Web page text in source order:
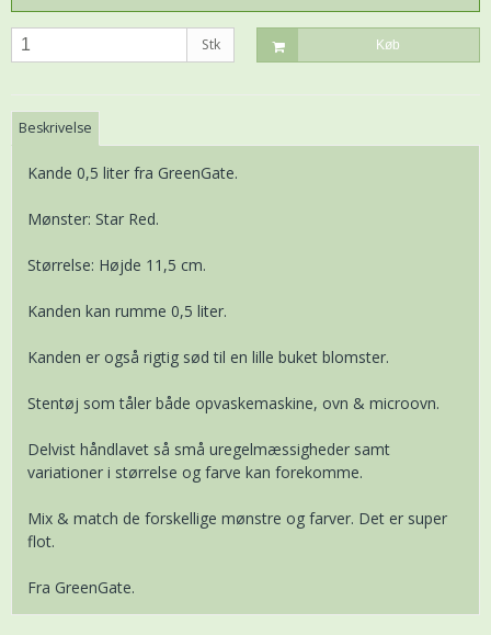
Stk Køb
Beskrivelse
Kande 0,5 liter fra GreenGate.
Mønster: Star Red.
Størrelse: Højde 11,5 cm.
Kanden kan rumme 0,5 liter.
Kanden er også rigtig sød til en lille buket blomster.
Stentøj som tåler både opvaskemaskine, ovn & microovn.
Delvist håndlavet så små uregelmæssigheder samt
variationer i størrelse og farve kan forekomme.
Mix & match de forskellige mønstre og farver. Det er super
flot.
Fra GreenGate.